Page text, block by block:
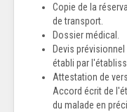
Copie de la
de transport.
Dossier médical.
Devis
établi par
Attestation de
Accord écrit de
du malade en